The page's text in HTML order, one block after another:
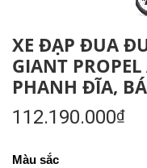
XE ĐẠP ĐUA
GIANT
PHANH ĐĨA,
112.190.000₫
Màu sắc